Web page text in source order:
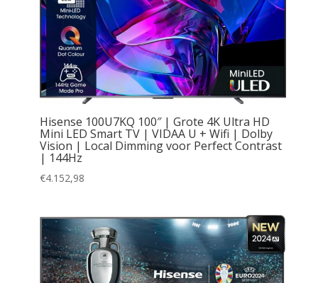
Hisense 100U7KQ 100″ | Grote 4K Ultra HD
Mini LED Smart TV | VIDAA U + Wifi | Dolby
Vision | Local Dimming voor Perfect Contrast
| 144Hz
€4.152,98